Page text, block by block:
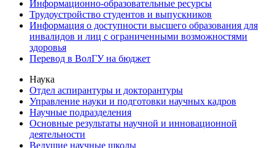
Информационно-образовательные ресурсы
Трудоустройство студентов и выпускников
Информация о доступности высшего образования для
инвалидов и лиц с ограниченными возможностями
здоровья
Перевод в ВолГУ на бюджет
Наука
Отдел аспирантуры и докторантуры
Управление науки и подготовки научных кадров
Научные подразделения
Основные результаты научной и инновационной
деятельности
Ведущие научные школы